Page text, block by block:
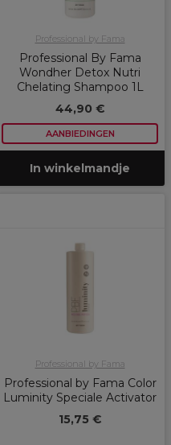
Professional by Fama
Professional By Fama
Wondher Detox Nutri
Chelating Shampoo 1L
44,90 €
AANBIEDINGEN
In winkelmandje
Professional by Fama
Professional by Fama Color
Luminity Speciale Activator
15,75 €